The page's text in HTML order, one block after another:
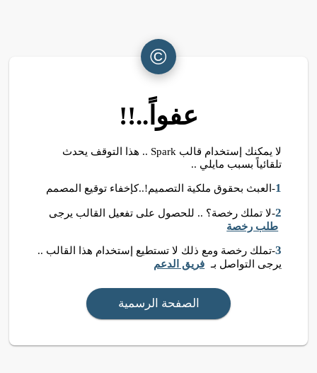
©
عفواً..!!
لا يمكنك إستخدام قالب Spark .. هذا التوقف يحدث
تلقائياً بسبب مايلي ..
1-العبث بحقوق ملكية التصميم!..كإخفاء توقيع المصمم
2-لا تملك رخصة؟ .. للحصول على تفعيل القالب يرجى
طلب رخصة
3-تملك رخصة ومع ذلك لا تستطيع إستخدام هذا القالب ..
يرجى التواصل بـ فريق الدعم
الصفحة الرسمية